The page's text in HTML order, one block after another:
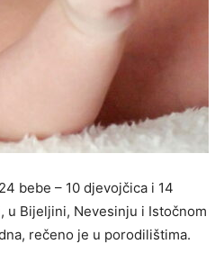
bebe – 10 djevojčica i 14
u Bijeljini, Nevesinju i Istočnom
rečeno je u porodilištima.